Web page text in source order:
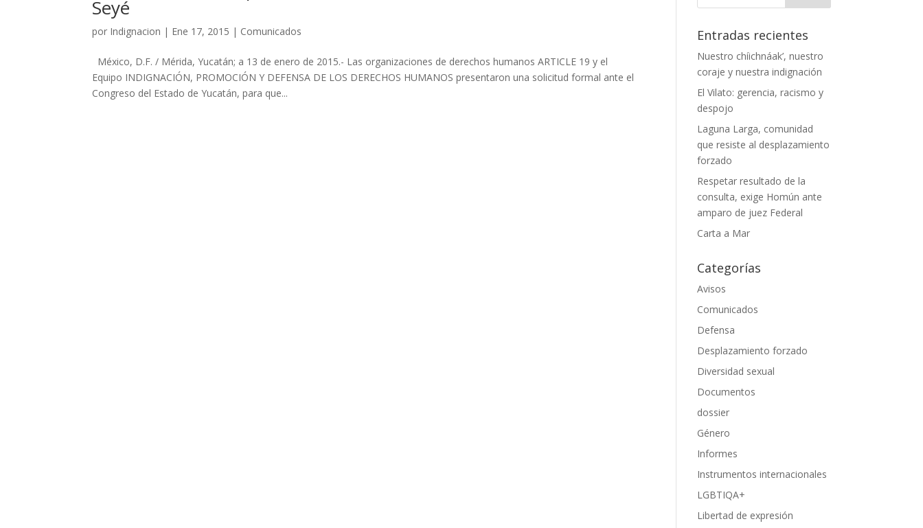
Seyé
por Indignacion | Ene 17, 2015 | Comunicados
México, D.F. / Mérida, Yucatán; a 13 de enero de 2015.- Las organizaciones de derechos humanos ARTICLE 19 y el
Equipo INDIGNACIÓN, PROMOCIÓN Y DEFENSA DE LOS DERECHOS HUMANOS presentaron una solicitud formal ante el
Congreso del Estado de Yucatán, para que...
Entradas recientes
Nuestro chíichnáak’, nuestro
coraje y nuestra indignación
El Vilato: gerencia, racismo y
despojo
Laguna Larga, comunidad
que resiste al desplazamiento
forzado
Respetar resultado de la
consulta, exige Homún ante
amparo de juez Federal
Carta a Mar
Categorías
Avisos
Comunicados
Defensa
Desplazamiento forzado
Diversidad sexual
Documentos
dossier
Género
Informes
Instrumentos internacionales
LGBTIQA+
Libertad de expresión